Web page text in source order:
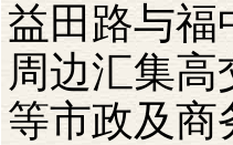
益田路与福
周边汇集
等市政及商